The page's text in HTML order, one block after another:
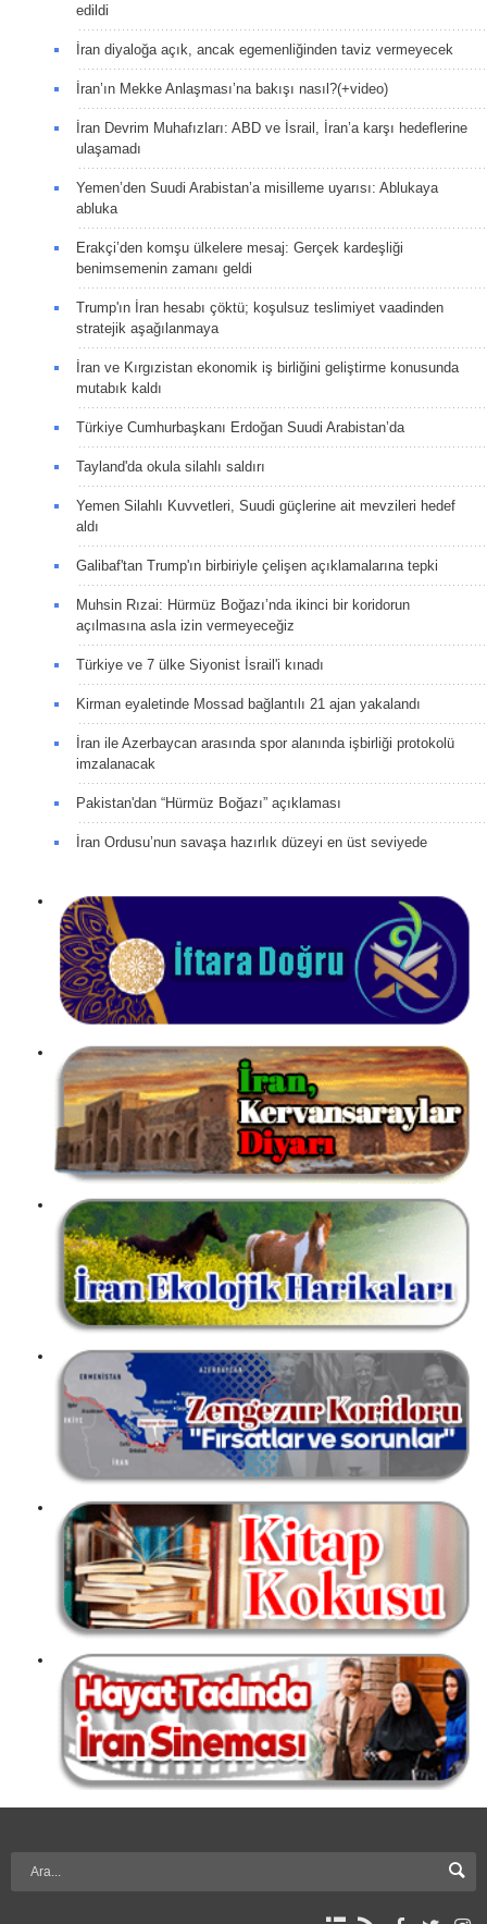
edildi
İran diyaloğa açık, ancak egemenliğinden taviz vermeyecek
İran’ın Mekke Anlaşması’na bakışı nasıl?(+video)
İran Devrim Muhafızları: ABD ve İsrail, İran’a karşı hedeflerine
ulaşamadı
Yemen’den Suudi Arabistan’a misilleme uyarısı: Ablukaya
abluka
Erakçi’den komşu ülkelere mesaj: Gerçek kardeşliği
benimsemenin zamanı geldi
Trump'ın İran hesabı çöktü; koşulsuz teslimiyet vaadinden
stratejik aşağılanmaya
İran ve Kırgızistan ekonomik iş birliğini geliştirme konusunda
mutabık kaldı
Türkiye Cumhurbaşkanı Erdoğan Suudi Arabistan’da
Tayland'da okula silahlı saldırı
Yemen Silahlı Kuvvetleri, Suudi güçlerine ait mevzileri hedef
aldı
Galibaf'tan Trump'ın birbiriyle çelişen açıklamalarına tepki
Muhsin Rızai: Hürmüz Boğazı’nda ikinci bir koridorun
açılmasına asla izin vermeyeceğiz
Türkiye ve 7 ülke Siyonist İsrail'i kınadı
Kirman eyaletinde Mossad bağlantılı 21 ajan yakalandı
İran ile Azerbaycan arasında spor alanında işbirliği protokolü
imzalanacak
Pakistan'dan “Hürmüz Boğazı” açıklaması
İran Ordusu’nun savaşa hazırlık düzeyi en üst seviyede